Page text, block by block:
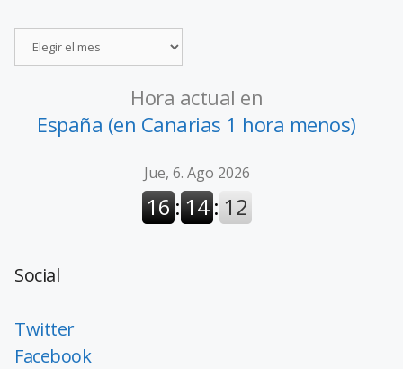
Hora actual en
España (en Canarias 1 hora menos)
Social
Twitter
Facebook